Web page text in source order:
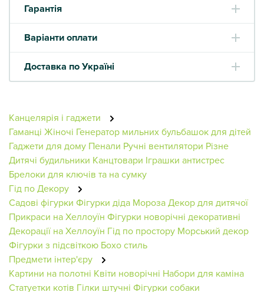
Гарантія
Варіанти оплати
Доставка по Україні
Канцелярія і гаджети
Гаманці Жіночі Генератор мильних бульбашок для дітей
Гаджети для дому Пенали Ручні вентилятори Різне
Дитячі будильники Канцтовари Іграшки антистрес
Брелоки для ключів та на сумку
Гід по Декору
Садові фігурки Фігурки діда МорозаДекор для дитячої
Прикраси на Хеллоуїн Фігурки новорічні декоративні
Декорації на Хеллоуїн Гід по простору Морський декор
Фігурки з підсвіткою Бохо стиль
Предмети інтер'єру
Картини на полотні Квіти новорічні Набори для каміна
Статуетки котів Гілки штучні Фігурки собаки